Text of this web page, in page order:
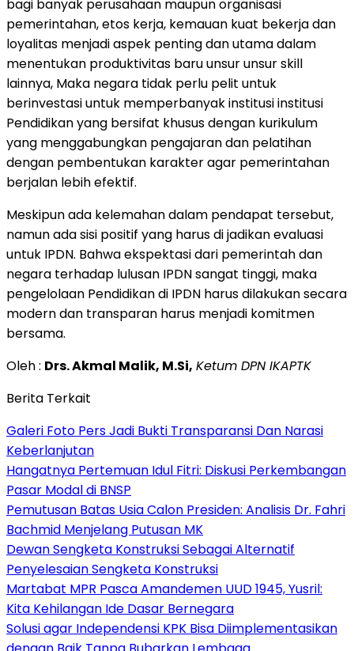
bagi banyak perusahaan maupun organisasi
pemerintahan, etos kerja, kemauan kuat bekerja dan
loyalitas menjadi aspek penting dan utama dalam
menentukan produktivitas baru unsur unsur skill
lainnya, Maka negara tidak perlu pelit untuk
berinvestasi untuk memperbanyak institusi institusi
Pendidikan yang bersifat khusus dengan kurikulum
yang menggabungkan pengajaran dan pelatihan
dengan pembentukan karakter agar pemerintahan
berjalan lebih efektif.
Meskipun ada kelemahan dalam pendapat tersebut,
namun ada sisi positif yang harus di jadikan evaluasi
untuk IPDN. Bahwa ekspektasi dari pemerintah dan
negara terhadap lulusan IPDN sangat tinggi, maka
pengelolaan Pendidikan di IPDN harus dilakukan secara
modern dan transparan harus menjadi komitmen
bersama.
Oleh : Drs. Akmal Malik, M.Si, Ketum DPN IKAPTK
Berita Terkait
Galeri Foto Pers Jadi Bukti Transparansi Dan Narasi
Keberlanjutan
Hangatnya Pertemuan Idul Fitri: Diskusi Perkembangan
Pasar Modal di BNSP
Pemutusan Batas Usia Calon Presiden: Analisis Dr. Fahri
Bachmid Menjelang Putusan MK
Dewan Sengketa Konstruksi Sebagai Alternatif
Penyelesaian Sengketa Konstruksi
Martabat MPR Pasca Amandemen UUD 1945, Yusril:
Kita Kehilangan Ide Dasar Bernegara
Solusi agar Independensi KPK Bisa Diimplementasikan